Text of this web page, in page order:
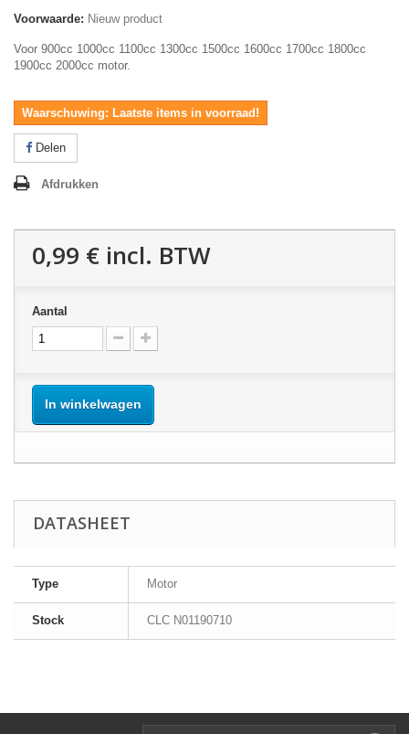
Voorwaarde: Nieuw product
Voor 900cc 1000cc 1100cc 1300cc 1500cc 1600cc 1700cc 1800cc
1900cc 2000cc motor.
Waarschuwing: Laatste items in voorraad!
Delen
Afdrukken
0,99 € incl. BTW
Aantal
In winkelwagen
DATASHEET
Type Motor
Stock CLC N01190710